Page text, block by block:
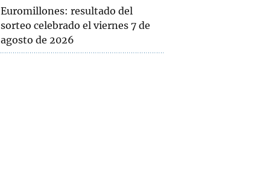
Euromillones: resultado del
sorteo celebrado el viernes 7 de
agosto de 2026